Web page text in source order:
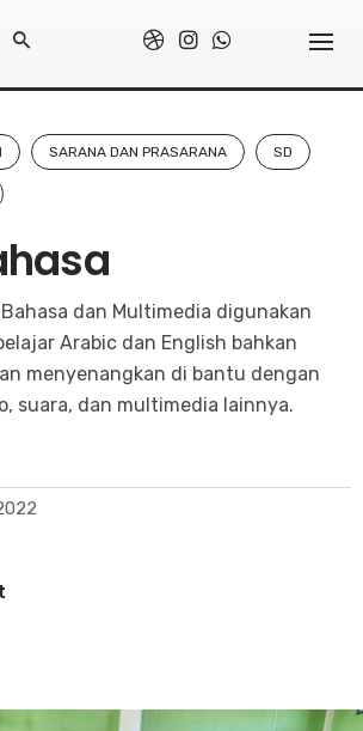
Lab Bahasa
SARANA DAN PRASARANA SD
dan Multimedia digunakan
Arabic dan English bahkan
menyenangkan di bantu dengan
suara, dan multimedia lainnya.